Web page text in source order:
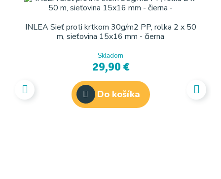
INLEA Sieť proti krtkom 30g/m2 PP, rolka 2 x 50
m, sieťovina 15x16 mm - čierna
Skladom
29,90 €
Do košíka